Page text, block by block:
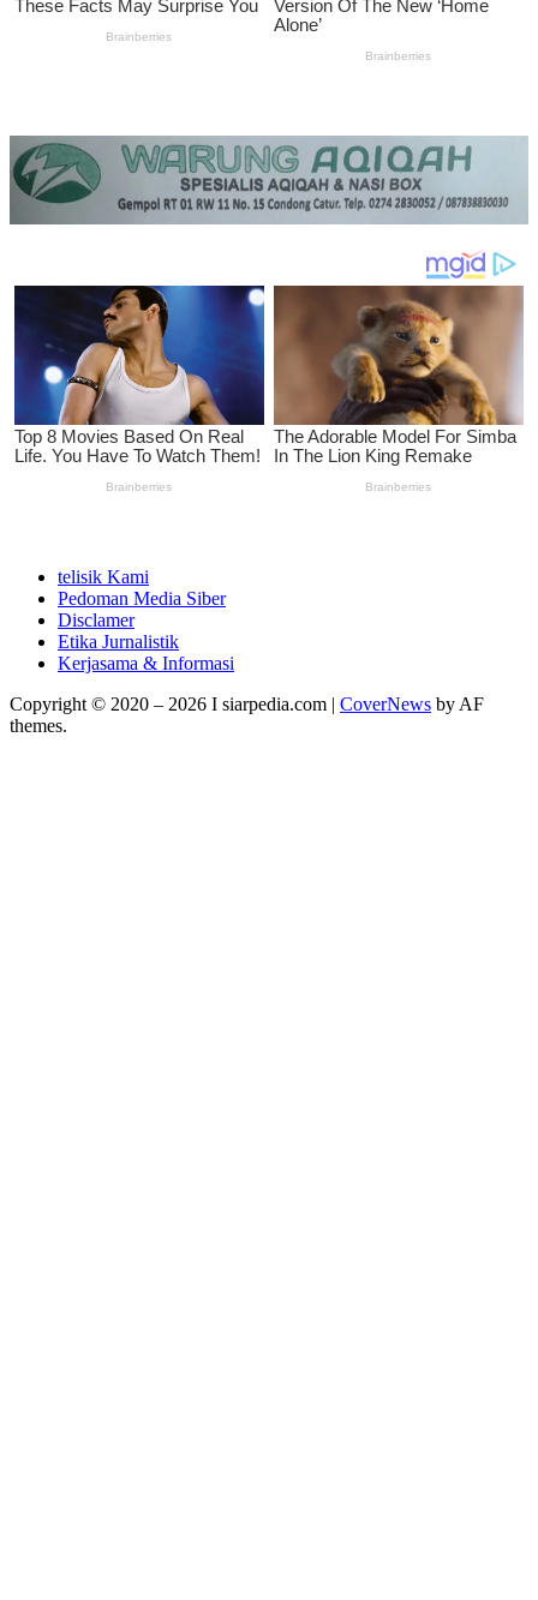
telisik Kami
Pedoman Media Siber
Disclamer
Etika Jurnalistik
Kerjasama & Informasi
Copyright © 2020 – 2026 I siarpedia.com | CoverNews by AF
themes.